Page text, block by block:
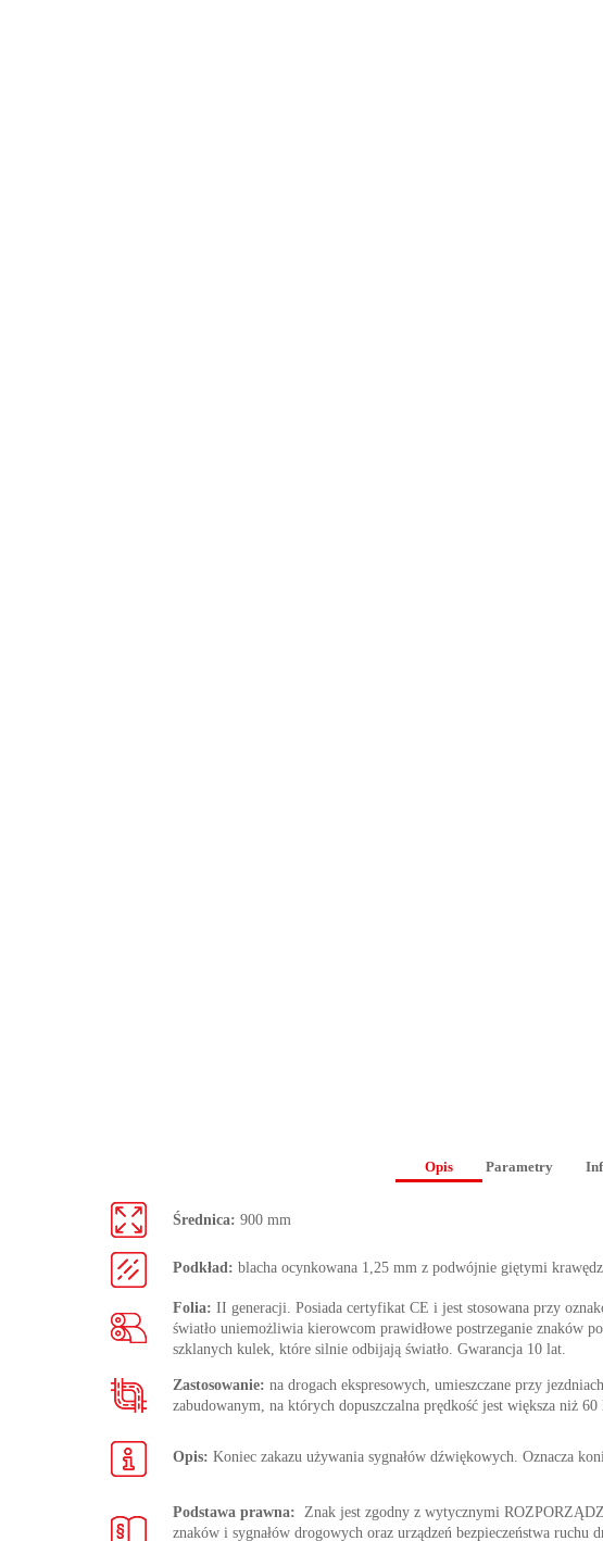
Opis Parametry
Średnica: 900 mm
Podkład: blacha ocynkowana 1,25 mm z podwójnie giętymi
Folia: II generacji. Posiada certyfikat CE i jest stosowana przy
światło uniemożliwia kierowcom prawidłowe postrzeganie
szklanych kulek, które silnie odbijają światło. Gwarancja 10 lat.
Zastosowanie: na drogach ekspresowych, umieszczane przy
zabudowanym, na których dopuszczalna prędkość jest większa niż 60
Opis: Koniec zakazu używania sygnałów dźwiękowych. Oznacza
Podstawa prawna: Znak jest zgodny z wytycznymi
znaków i sygnałów drogowych oraz urządzeń bezpieczeństwa